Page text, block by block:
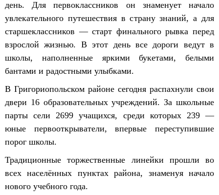
день. Для первоклассников он знаменует начало
увлекательного путешествия в страну знаний, а для
старшеклассников — старт финального рывка перед
взрослой жизнью. В этот день все дороги ведут в
школы, наполненные яркими букетами, белыми
бантами и радостными улыбками.
В Григориопольском районе сегодня распахнули свои
двери 16 образовательных учреждений. За школьные
парты сели 2699 учащихся, среди которых 239 —
юные первооткрыватели, впервые переступившие
порог школы.
Традиционные торжественные линейки прошли во
всех населённых пунктах района, знаменуя начало
нового учебного года.